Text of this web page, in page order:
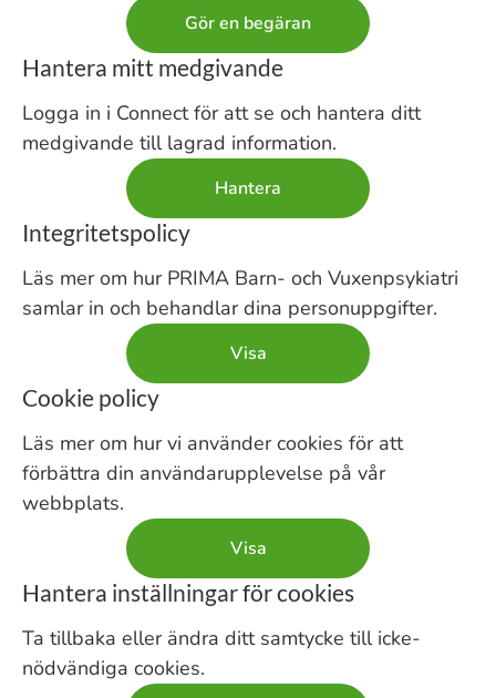
Gör en begäran
Hantera mitt medgivande
Logga in i Connect för att se och hantera ditt
medgivande till lagrad information.
Hantera
Integritetspolicy
Läs mer om hur PRIMA Barn- och Vuxenpsykiatri
samlar in och behandlar dina personuppgifter.
Visa
Cookie policy
Läs mer om hur vi använder cookies för att
förbättra din användarupplevelse på vår
webbplats.
Visa
Hantera inställningar för cookies
Ta tillbaka eller ändra ditt samtycke till icke-
nödvändiga cookies.